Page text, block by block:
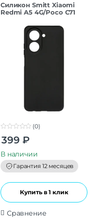
Силикон Smitt Xiaomi
Redmi A5 4G/Poco C71
o
t
o
f
5
(0)
399 ₽
В наличии
Гарантия 12 месяцев
Купить в 1 клик
Сравнение